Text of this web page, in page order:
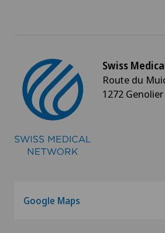
Geburt: Alles, was Sie wissen
Geburtshilfe
Gefässchirurgie
Swiss
Route du
1272 Genolier
Google Maps